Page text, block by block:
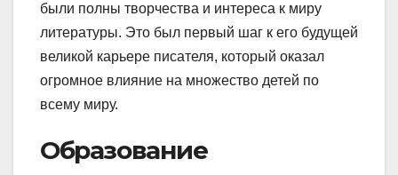
были полны творчества и интереса к миру
литературы. Это был первый шаг к его будущей
великой карьере писателя, который оказал
огромное влияние на множество детей по
всему миру.
Образование